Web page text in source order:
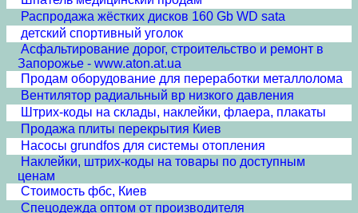
Распродажа жёстких дисков 160 Gb WD sata
детский спортивный уголок
Асфальтирование дорог, строительство и ремонт в
Запорожье - www.aton.at.ua
Продам оборудование для переработки металлолома
Вентилятор радиальный вр низкого давления
Штрих-коды на склады, наклейки, флаера, плакаты
Продажа плиты перекрытия Киев
Насосы grundfos для системы отопления
Наклейки, штрих-коды на товары по доступным
ценам
Стоимость фбс, Киев
Спецодежда оптом от производителя